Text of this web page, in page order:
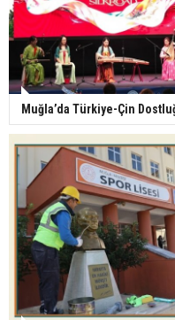
Muğla’da Türkiye-Çin